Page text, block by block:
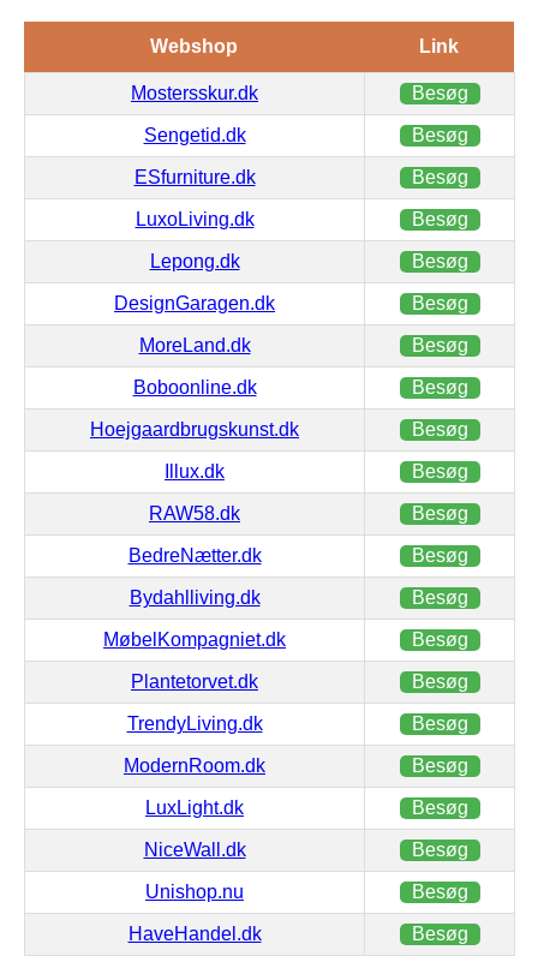
Webshop Link
Mostersskur.dk Besøg
Sengetid.dk Besøg
ESfurniture.dk Besøg
LuxoLiving.dk Besøg
Lepong.dk Besøg
DesignGaragen.dk Besøg
MoreLand.dk Besøg
Boboonline.dk Besøg
Hoejgaardbrugskunst.dk Besøg
Illux.dk Besøg
RAW58.dk Besøg
BedreNætter.dk Besøg
Bydahlliving.dk Besøg
MøbelKompagniet.dk Besøg
Plantetorvet.dk Besøg
TrendyLiving.dk Besøg
ModernRoom.dk Besøg
LuxLight.dk Besøg
NiceWall.dk Besøg
Unishop.nu Besøg
HaveHandel.dk Besøg